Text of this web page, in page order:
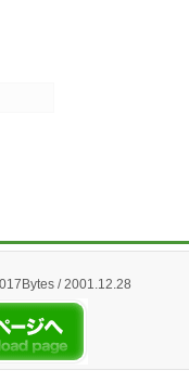
/ 2001.12.28